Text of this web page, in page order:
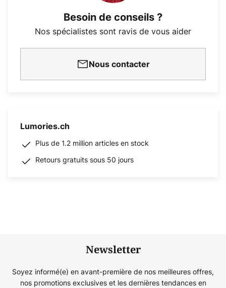
Besoin de conseils ?
Nos spécialistes sont ravis de vous aider
Nous contacter
Lumories.ch
Plus de 1.2 million articles en stock
Retours gratuits sous 50 jours
Newsletter
Soyez informé(e) en avant-première de nos meilleures offres,
nos promotions exclusives et les dernières tendances en